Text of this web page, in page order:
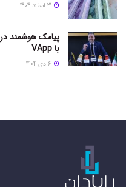
پیامک هوشمند
با VApp